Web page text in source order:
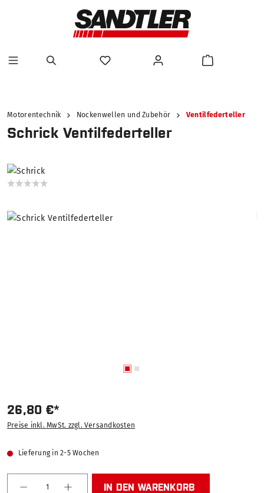
Motorentechnik Nockenwellen und Zubehör Ventilfederteller
Schrick Ventilfederteller
Bildergalerie überspringen
26,80 €*
Preise inkl. MwSt. zzgl. Versandkosten
Lieferung in 2-5 Wochen
Produkt Anzahl: Gib den gewünschten Wert ein
IN DEN WARENKORB